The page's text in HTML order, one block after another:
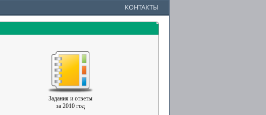
КОНТАКТЫ
Задания и ответы
за 2010 год